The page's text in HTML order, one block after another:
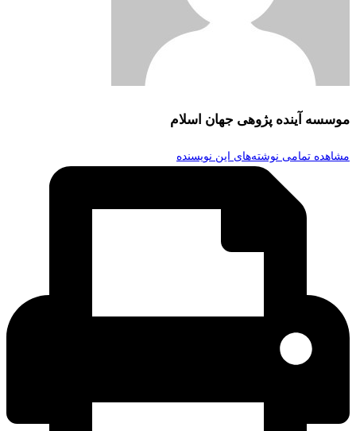
موسسه آینده پژوهی جهان اسلام
مشاهده تمامی نوشته‌های این نویسنده